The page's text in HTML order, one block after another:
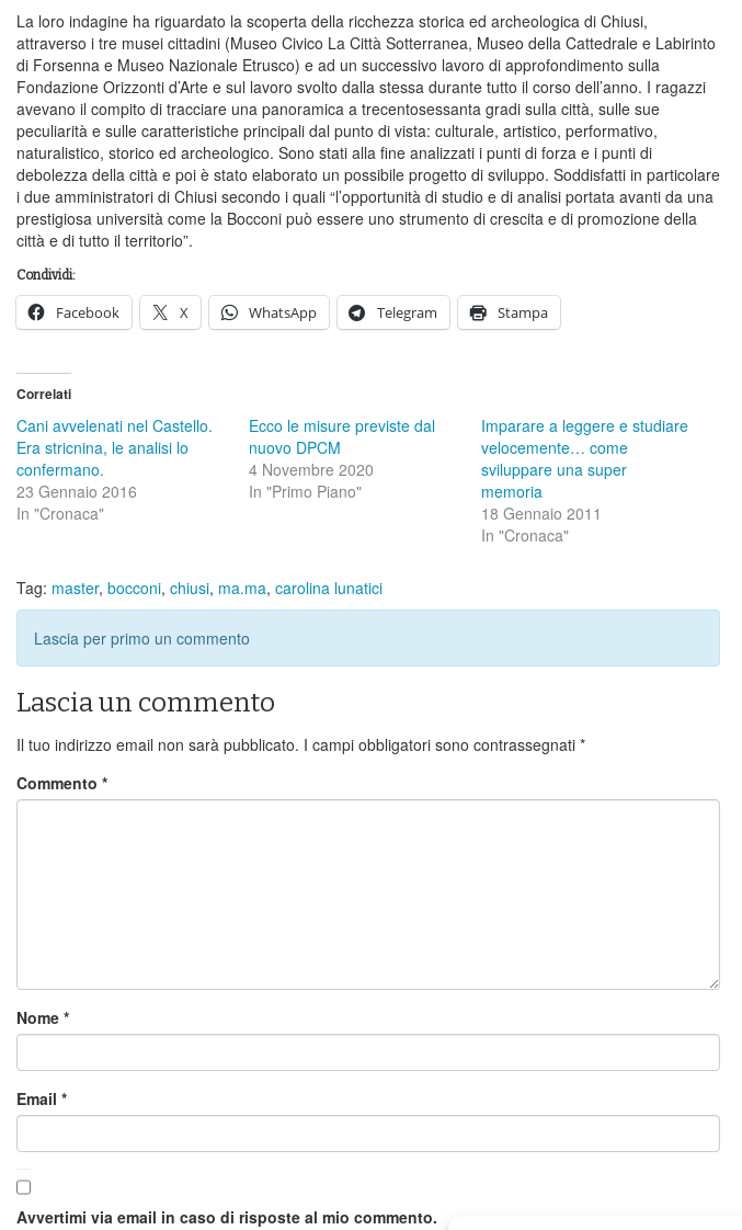
La loro indagine ha riguardato la scoperta della ricchezza storica ed archeologica di Chiusi,
attraverso i tre musei cittadini (Museo Civico La Città Sotterranea, Museo della Cattedrale e Labirinto
di Forsenna e Museo Nazionale Etrusco) e ad un successivo lavoro di approfondimento sulla
Fondazione Orizzonti d’Arte e sul lavoro svolto dalla stessa durante tutto il corso dell’anno. I ragazzi
avevano il compito di tracciare una panoramica a trecentosessanta gradi sulla città, sulle sue
peculiarità e sulle caratteristiche principali dal punto di vista: culturale, artistico, performativo,
naturalistico, storico ed archeologico. Sono stati alla fine analizzati i punti di forza e i punti di
debolezza della città e poi è stato elaborato un possibile progetto di sviluppo. Soddisfatti in particolare
i due amministratori di Chiusi secondo i quali “l’opportunità di studio e di analisi portata avanti da una
prestigiosa università come la Bocconi può essere uno strumento di crescita e di promozione della
città e di tutto il territorio”.
Condividi:
Facebook X WhatsApp Telegram Stampa
Correlati
Cani avvelenati nel Castello.
Era stricnina, le analisi lo
confermano.
23 Gennaio 2016
In "Cronaca"
Ecco le misure previste dal
nuovo DPCM
4 Novembre 2020
In "Primo Piano"
Imparare a leggere e studiare
velocemente… come
sviluppare una super
memoria
18 Gennaio 2011
In "Cronaca"
Tag: master, bocconi, chiusi, ma.ma, carolina lunatici
Lascia per primo un commento
Lascia un commento
Il tuo indirizzo email non sarà pubblicato. I campi obbligatori sono contrassegnati *
Commento *
Nome *
Email *
Avvertimi via email in caso di risposte al mio commento.